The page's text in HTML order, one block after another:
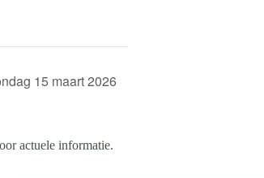
15 maart 2026
actuele informatie.